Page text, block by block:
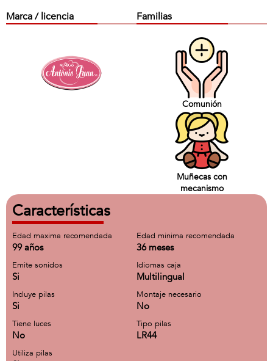
Marca / licencia Familias
Comunión
Muñecas con
mecanismo
Características
Edad maxima recomendada
99 años
Edad minima recomendada
36 meses
Emite sonidos
Si
Idiomas caja
Multilingual
Incluye pilas
Si
Montaje necesario
No
Tiene luces
No
Tipo pilas
LR44
Utiliza pilas